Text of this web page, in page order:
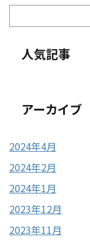
人気記事
アーカイブ
2024年4月
2024年2月
2024年1月
2023年12月
2023年11月